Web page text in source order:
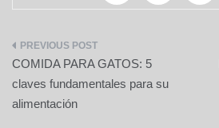
Navegación
de
entradas
COMIDA PARA GATOS: 5
claves fundamentales para su
alimentación